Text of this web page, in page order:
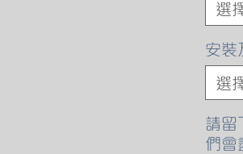
選
安裝
選
請留
們會